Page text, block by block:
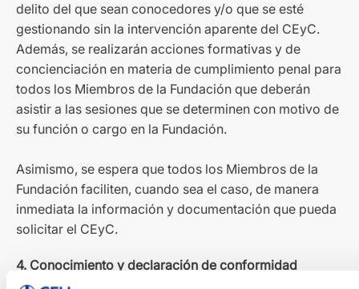
delito del que sean conocedores y/o que se esté
gestionando sin la intervención aparente del CEyC.
Además, se realizarán acciones formativas y de
concienciación en materia de cumplimiento penal para
todos los Miembros de la Fundación que deberán
asistir a las sesiones que se determinen con motivo de
su función o cargo en la Fundación.
Asimismo, se espera que todos los Miembros de la
Fundación faciliten, cuando sea el caso, de manera
inmediata la información y documentación que pueda
solicitar el CEyC.
4. Conocimiento y declaración de conformidad